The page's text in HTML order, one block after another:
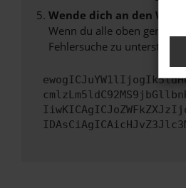
Wende dich an den
Wenn du alle oben
Fehlersuche zu unterstützen: